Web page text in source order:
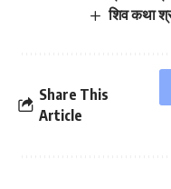
शिव कथा
Share This
Article